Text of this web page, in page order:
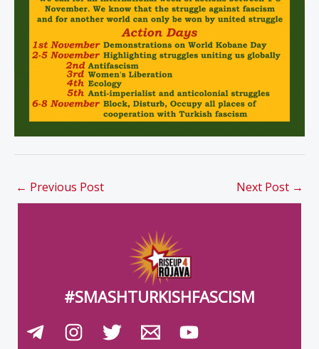
← Previous Post Next Post →
#SMASHTURKISHFASCISM